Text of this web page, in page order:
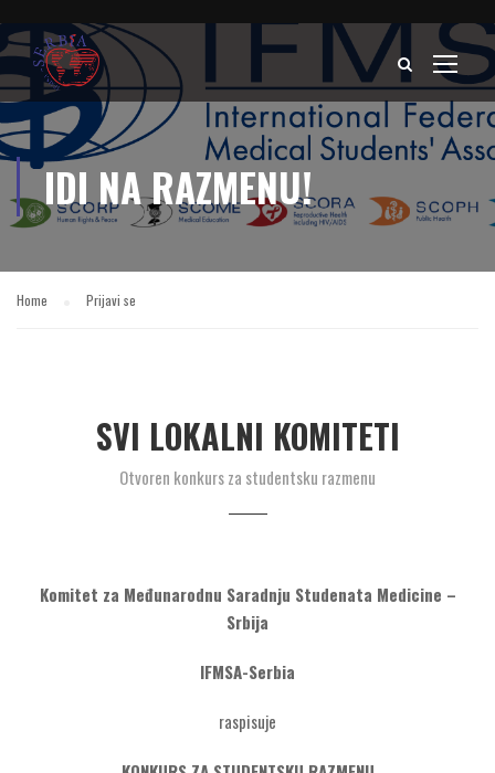
IDI NA RAZMENU!
Home Prijavi se
SVI LOKALNI KOMITETI
Otvoren konkurs za studentsku razmenu
Komitet za Međunarodnu Saradnju Studenata Medicine –
Srbija
IFMSA-Serbia
raspisuje